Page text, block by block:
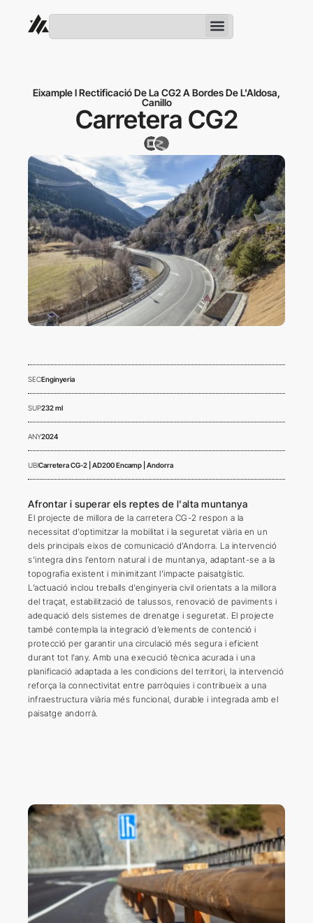
Eixample I Rectificació De La CG2 A Bordes De L'Aldosa,
Canillo
Carretera CG2
SECEnginyeria
SUP232 ml
ANY2024
UBICarretera CG-2 | AD200 Encamp | Andorra
Afrontar i superar els reptes de l'alta muntanya
El projecte de millora de la carretera CG-2 respon a la
necessitat d’optimitzar la mobilitat i la seguretat viària en un
dels principals eixos de comunicació d’Andorra. La intervenció
s’integra dins l’entorn natural i de muntanya, adaptant-se a la
topografia existent i minimitzant l’impacte paisatgístic.
L’actuació inclou treballs d’enginyeria civil orientats a la millora
del traçat, estabilització de talussos, renovació de paviments i
adequació dels sistemes de drenatge i seguretat. El projecte
també contempla la integració d’elements de contenció i
protecció per garantir una circulació més segura i eficient
durant tot l’any. Amb una execució tècnica acurada i una
planificació adaptada a les condicions del territori, la intervenció
reforça la connectivitat entre parròquies i contribueix a una
infraestructura viària més funcional, durable i integrada amb el
paisatge andorrà.